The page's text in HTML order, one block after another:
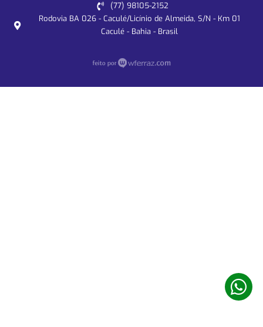
(77) 98105-2152
Rodovia BA 026 - Caculé/Licínio de Almeida, S/N - Km 01
Caculé - Bahia - Brasil